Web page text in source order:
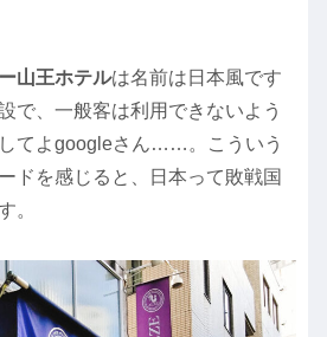
山王ホテルは名前は日本風です
で、一般客は利用できないよう
てよgoogleさん……。こういう
ドを感じると、日本って敗戦国
。